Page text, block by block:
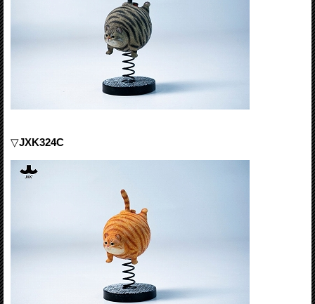
▽JXK324C